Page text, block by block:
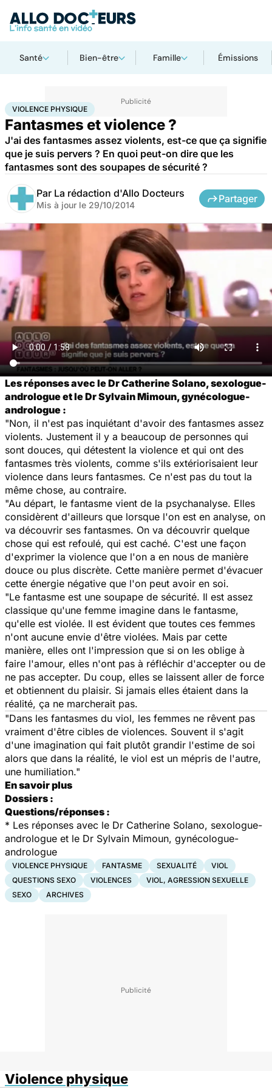
Santé Bien-être Famille Émissions
AccueilBien-êtreSexoViolence physique
VIOLENCE PHYSIQUE
Fantasmes et violence ?
J'ai des fantasmes assez violents, est-ce que ça signifie
que je suis pervers ? En quoi peut-on dire que les
fantasmes sont des soupapes de sécurité ?
Par La rédaction d'Allo Docteurs
Mis à jour le 29/10/2014
Partager
Les réponses avec le Dr Catherine Solano, sexologue-
andrologue et le Dr Sylvain Mimoun, gynécologue-
andrologue :
"Non, il n'est pas inquiétant d'avoir des fantasmes assez
violents. Justement il y a beaucoup de personnes qui
sont douces, qui détestent la violence et qui ont des
fantasmes très violents, comme s'ils extériorisaient leur
violence dans leurs fantasmes. Ce n'est pas du tout la
même chose, au contraire.
"Au départ, le fantasme vient de la psychanalyse. Elles
considèrent d'ailleurs que lorsque l'on est en analyse, on
va découvrir ses fantasmes. On va découvrir quelque
chose qui est refoulé, qui est caché. C'est une façon
d'exprimer la violence que l'on a en nous de manière
douce ou plus discrète. Cette manière permet d'évacuer
cette énergie négative que l'on peut avoir en soi.
"Le fantasme est une soupape de sécurité. Il est assez
classique qu'une femme imagine dans le fantasme,
qu'elle est violée. Il est évident que toutes ces femmes
n'ont aucune envie d'être violées. Mais par cette
manière, elles ont l'impression que si on les oblige à
faire l'amour, elles n'ont pas à réfléchir d'accepter ou de
ne pas accepter. Du coup, elles se laissent aller de force
et obtiennent du plaisir. Si jamais elles étaient dans la
réalité, ça ne marcherait pas.
"Dans les fantasmes du viol, les femmes ne rêvent pas
vraiment d'être cibles de violences. Souvent il s'agit
d'une imagination qui fait plutôt grandir l'estime de soi
alors que dans la réalité, le viol est un mépris de l'autre,
une humiliation."
En savoir plus
Dossiers :
Questions/réponses :
* Les réponses avec le Dr Catherine Solano, sexologue-
andrologue et le Dr Sylvain Mimoun, gynécologue-
andrologue
VIOLENCE PHYSIQUE FANTASME SEXUALITÉ
VIOL
QUESTIONS SEXO
VIOLENCES
VIOL, AGRESSION SEXUELLE
SEXO
ARCHIVES
Violence physique